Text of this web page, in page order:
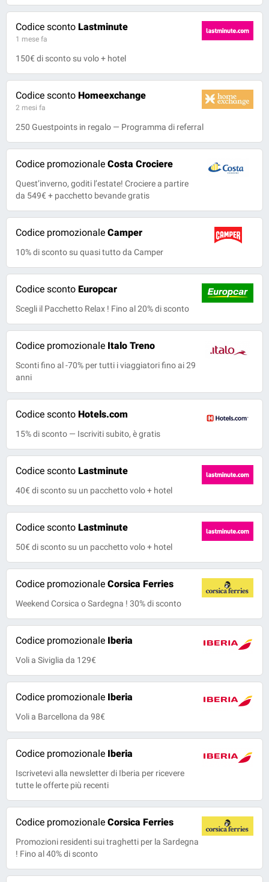
Codice sconto Lastminute
1 mese fa
150€ di sconto su volo + hotel
Codice sconto Homeexchange
2 mesi fa
250 Guestpoints in regalo — Programma di referral
Codice promozionale Costa Crociere
Quest’inverno, goditi l’estate! Crociere a partire
da 549€ + pacchetto bevande gratis
Codice promozionale Camper
10% di sconto su quasi tutto da Camper
Codice sconto Europcar
Scegli il Pacchetto Relax ! Fino al 20% di sconto
Codice promozionale Italo Treno
Sconti fino al -70% per tutti i viaggiatori fino ai 29
anni
Codice sconto Hotels.com
15% di sconto — Iscriviti subito, è gratis
Codice sconto Lastminute
40€ di sconto su un pacchetto volo + hotel
Codice sconto Lastminute
50€ di sconto su un pacchetto volo + hotel
Codice promozionale Corsica Ferries
Weekend Corsica o Sardegna ! 30% di sconto
Codice promozionale Iberia
Voli a Siviglia da 129€
Codice promozionale Iberia
Voli a Barcellona da 98€
Codice promozionale Iberia
Iscrivetevi alla newsletter di Iberia per ricevere
tutte le offerte più recenti
Codice promozionale Corsica Ferries
Promozioni residenti sui traghetti per la Sardegna
! Fino al 40% di sconto